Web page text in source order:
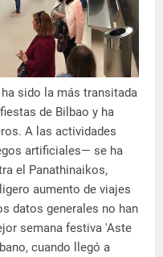
sido la más transitada
de Bilbao y ha
A las actividades
artificiales— se ha
el Panathinaikos,
aumento de viajes
datos generales no han
semana festiva 'Aste
cuando llegó a